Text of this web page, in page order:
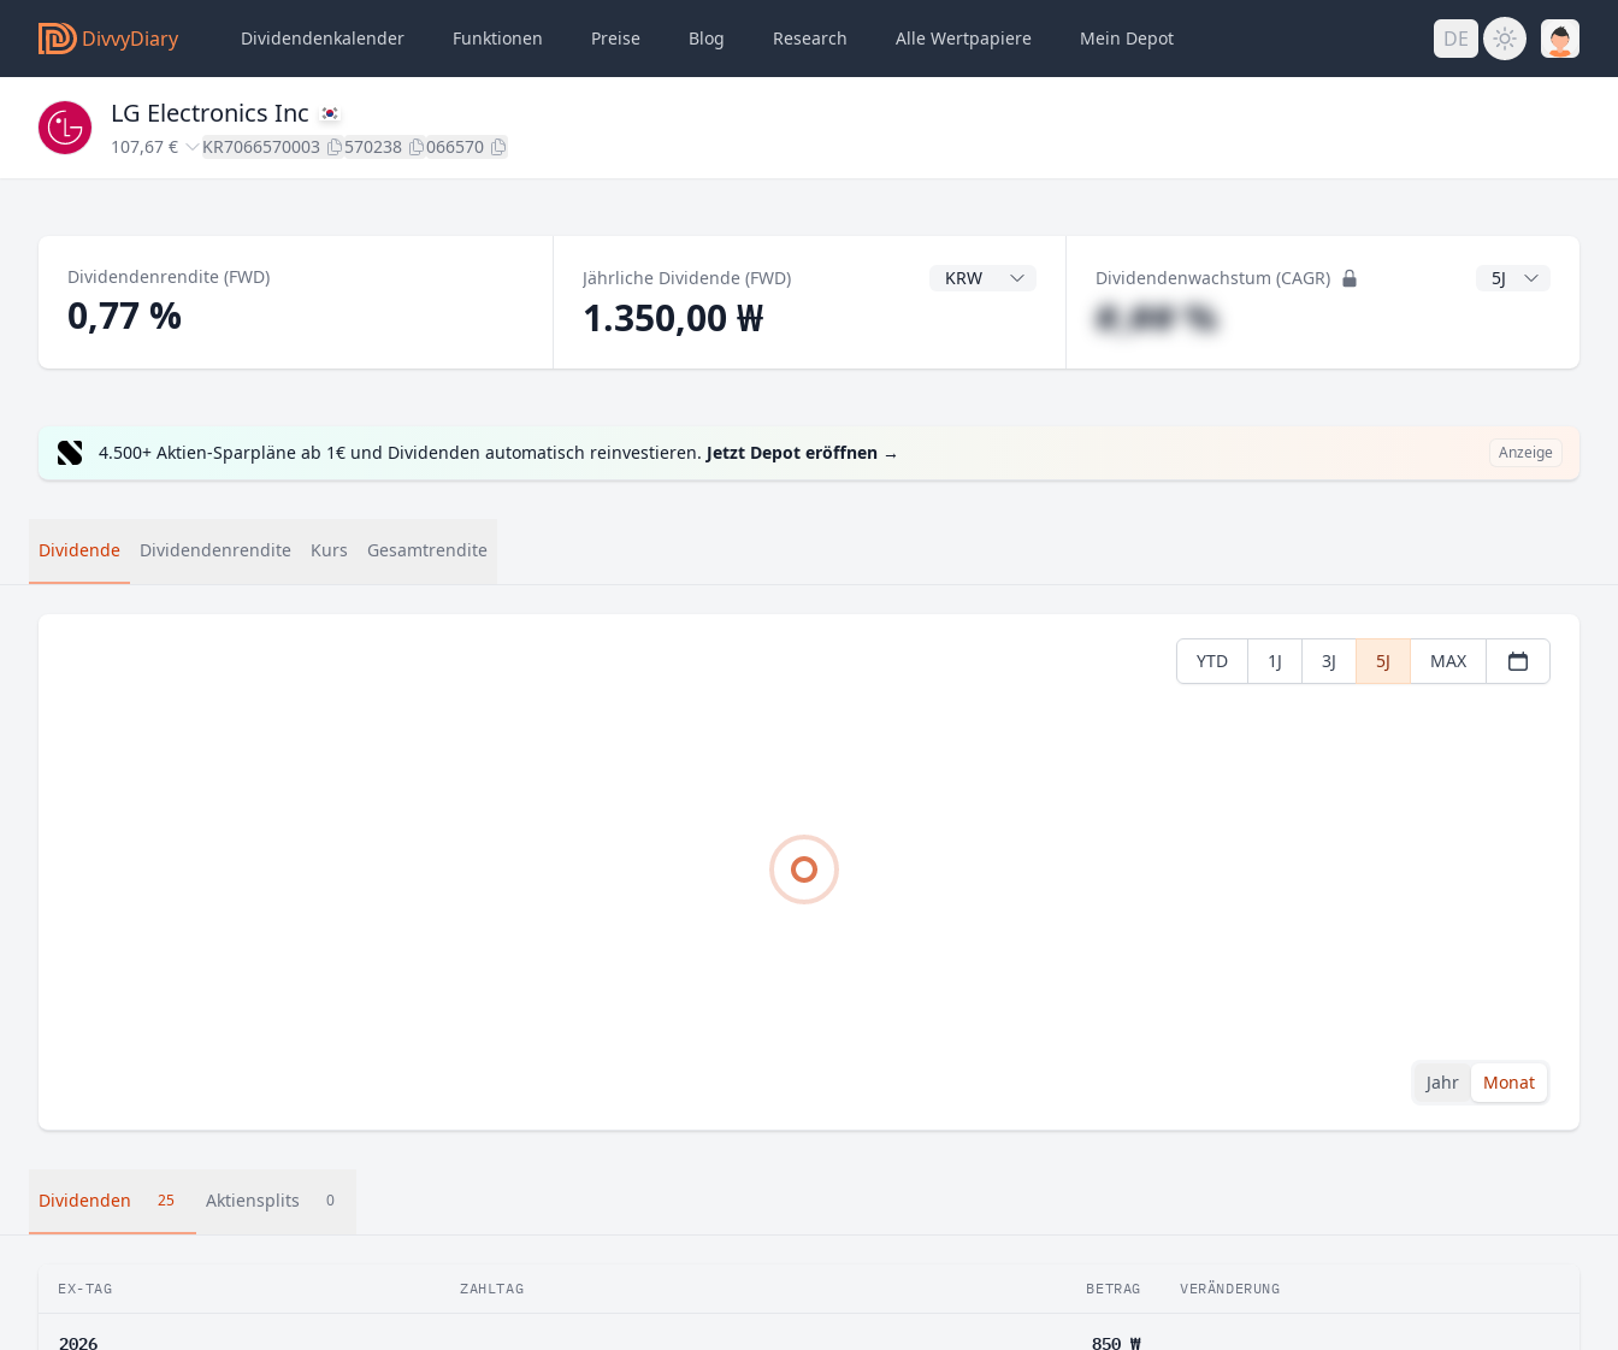
DivvyDiary Dividendenkalender Funktionen Preise Blog Research Alle Wertpapiere Mein Depot DE
LG Electronics Inc
107,67 € KR7066570003 570238 066570
Dividendenrendite (FWD)
0,77 %
Jährliche Dividende (FWD) Dividendenwährung
1.350,00 ₩
Dividendenwachstum (CAGR) CAGR Jahre
#,## %
4.500+ Aktien-Sparpläne ab 1€ und Dividenden automatisch reinvestieren. Jetzt Depot eröffnen → Anzeige
Dividende Dividendenrendite Kurs Gesamtrendite
YTD 1J 3J 5J MAX
Jahr Monat
Dividenden 25 Aktiensplits 0
EX-TAG ZAHLTAG BETRAG VERÄNDERUNG
2026 850 ₩